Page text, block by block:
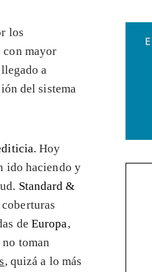
los
con mayor
a
del sistema
. Hoy
ido haciendo y
Standard &
de Europa,
toman
, quizá a lo más